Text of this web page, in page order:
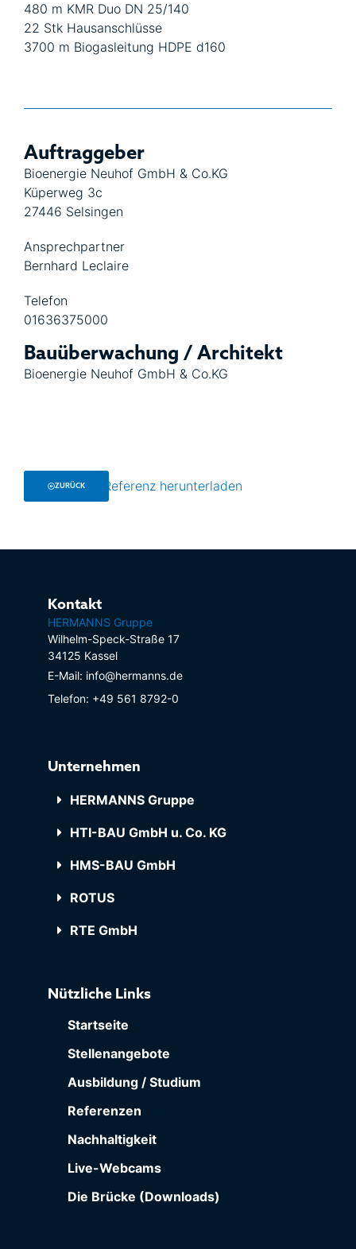
480 m KMR Duo DN 25/140
22 Stk Hausanschlüsse
3700 m Biogasleitung HDPE d160
Auftraggeber
Bioenergie Neuhof GmbH & Co.KG
Küperweg 3c
27446 Selsingen
Ansprechpartner
Bernhard Leclaire
Telefon
01636375000
Bauüberwachung / Architekt
Bioenergie Neuhof GmbH & Co.KG
ZURÜCK Referenz herunterladen
Unternehmen
HERMANNS Gruppe
HTI-BAU GmbH u. Co. KG
HMS-BAU GmbH
ROTUS
RTE GmbH
Nützliche Links
Startseite
Stellenangebote
Ausbildung / Studium
Referenzen
Nachhaltigkeit
Live-Webcams
Die Brücke (Downloads)
Kontakt
HERMANNS Gruppe
Wilhelm-Speck-Straße 17
34125 Kassel
E-Mail: info@hermanns.de
Telefon: +49 561 8792-0